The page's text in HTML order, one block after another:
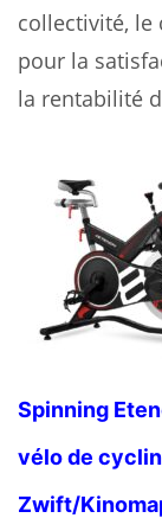
collectivité, le
pour la
la rentabilité
Spinning
vélo de
Zwift/